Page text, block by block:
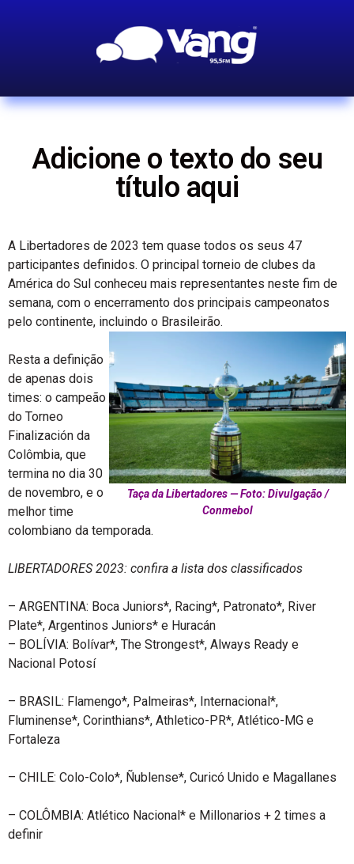
Adicione o texto do seu
título aqui
A Libertadores de 2023 tem quase todos os seus 47
participantes definidos. O principal torneio de clubes da
América do Sul conheceu mais representantes neste fim de
semana, com o encerramento dos principais campeonatos
pelo continente, incluindo o Brasileirão.
Taça da Libertadores — Foto: Divulgação /
Conmebol
Resta a definição
de apenas dois
times: o campeão
do Torneo
Finalización da
Colômbia, que
termina no dia 30
de novembro, e o
melhor time
colombiano da temporada.
LIBERTADORES 2023: confira a lista dos classificados
– ARGENTINA: Boca Juniors*, Racing*, Patronato*, River
Plate*, Argentinos Juniors* e Huracán
– BOLÍVIA: Bolívar*, The Strongest*, Always Ready e
Nacional Potosí
– BRASIL: Flamengo*, Palmeiras*, Internacional*,
Fluminense*, Corinthians*, Athletico-PR*, Atlético-MG e
Fortaleza
– CHILE: Colo-Colo*, Ñublense*, Curicó Unido e Magallanes
– COLÔMBIA: Atlético Nacional* e Millonarios + 2 times a
definir